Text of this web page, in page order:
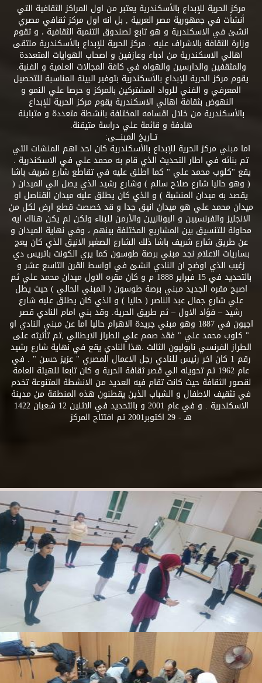
مركز الحرية للإبداع بالأسكندرية يعتبر من اول المراكز الثقافية التي
أنشأت في جمهورية مصر العربية , بل انه اول مركز ثقافي مصري
انشئ في الاسكندرية و هو تابع لصندوق التنمية الثقافية ، و تقوم
وزارة الثقافة بالاشراف عليه . مركز الحرية للإبداع بالأسكندرية ملتقى
اهالي الاسكندرية من ادباء وعازفين و اصحاب الهوايات المتعددة
والمثقفين والدارسين والهواه في كافة المجالات العلمية و الفنية.
يقوم مركز الحرية للإبداع بالأسكندرية بتوفير البيئة المناسبة للتحصيل
المعرفي و الفني للرواد المشتركين بالمركز و حرصا علي النمو و
النهوض بثقافة اهالي الاسكندرية يقوم مركز الحرية للإبداع
بالأسكندرية من خلال اقسامه المختلفة بانشطة متعددة و متباينة
هادفة و قائمة علي دراسة متيقنة.
تــاريخ المبنــــى:
اما مبني مركز الحرية للإبداع بالأسكندرية كان احد اهم المنشات التي
تم بنائه في اطار التحديث الذي قام به محمد علي في الاسكندرية .
يقع "كلوب محمد علي " كما اطلق عليه في تقاطع شارع شريف باشا
( وهو حاليا شارع صلاح سالم ) وشارع رشيد الذي يصل الي الميدان (
يقصد به ميدان المنشية ) و الذي كان يطلق عليه ميدان القناصل او
ميدان محمد علي هو ميدان انيق جدا و قد خصصت قطع ارض لكل من
الانجليز والفرنسيين و اليونانيين والأرمن للبناء ولكن لم يكن هناك ايه
محاولة للتنسيق بين المشاريع المختلفة بينهم ، وفي نهاية الميدان و
عن طريق شارع شريف باشا ذلك الشارع الصغير الانيق الذي كان يعج
بساريات الاعلام نجد مبني برصة طوسون كما يري الكونت باتريس دي
زغيب الذي اوضح ان النادي انشئ في اواسط القرن التاسع عشر و
بالتحديد في 15 فبراير 1888 م و كان مقره الاول ميدان محمد علي ثم
اصبح مقره الجديد مبني برصة طوسون ( المبني الحالي ) حيث يطل
علي شارع جمال عبد الناصر ( حاليا ) و الذي كان يطلق عليه شارع
رشيد – فؤاد الاول – ثم طريق الحرية. وقد بني امام النادي قصر
اجيون في 1887 وهو مبني جريدة الاهرام حاليا اما عن مبني النادي او
" كلوب محمد علي " فقد صمم علي الطراز الايطالي ,تم تأثيثه على
الطراز الفرنسي نابوليون الثالث .هذا النادي يقع في نهاية شارع رشيد
رقم 1 كان اخر رئيس للنادي رجل الاعمال المصري " عزيز حسن " . في
عام 1962 تم تحويله الي قصر ثقافة الحرية و كان تابعا للهيئة العامة
لقصور الثقافة حيث كانت تقام فيه العديد من الانشطة المتنوعة تخدم
في تثقيف الاطفال و الشباب الذين يقطنون هذه المنطقة من مدينة
الاسكندرية . و في عام 2001 و بالتحديد في الاثنين 12 شعبان 1422
هـ - 29 اكتوبر2001 تم افتتاح المركز